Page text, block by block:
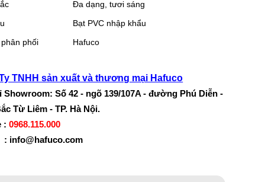
Đa dạng, tươi sáng
Bạt PVC nhập khẩu
phối
Hafuco
TNHH sản xuất và thương mại Hafuco
Showroom: Số 42 - ngõ 139/107A - đường Phú Diễn -
Từ Liêm - TP. Hà Nội.
:0968.115.000
info@hafuco.com